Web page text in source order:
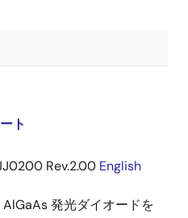
ト
Rev.2.00 English
AlGaAs 発光ダイオードを